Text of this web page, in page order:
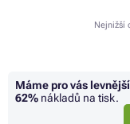
Nejnižší
Máme pro vás
62% nákladů na tisk.